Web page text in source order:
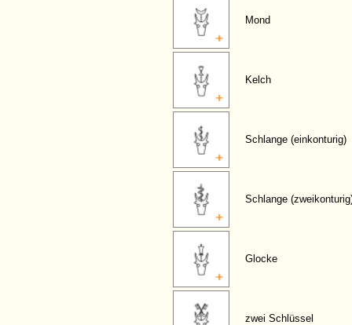
Mond
Kelch
Schlange (einkonturig)
Schlange
Glocke
zwei Schlüssel